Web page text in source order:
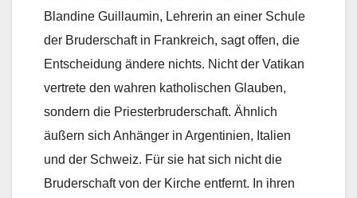
Blandine Guillaumin, Lehrerin an einer Schule
der Bruderschaft in Frankreich, sagt offen, die
Entscheidung ändere nichts. Nicht der Vatikan
vertrete den wahren katholischen Glauben,
sondern die Priesterbruderschaft. Ähnlich
äußern sich Anhänger in Argentinien, Italien
und der Schweiz. Für sie hat sich nicht die
Bruderschaft von der Kirche entfernt. In ihren